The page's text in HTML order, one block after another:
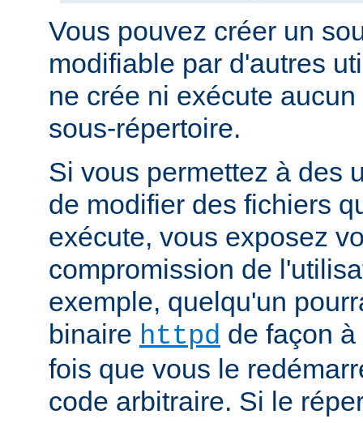
Vous pouvez créer un
modifiable par d'autres
ne crée ni exécute
sous-répertoire.
Si vous permettez à des
de modifier des fichiers
exécute, vous exposez
compromission de
exemple, quelqu'un
binaire httpd de façon
fois que vous le
code arbitraire. Si le